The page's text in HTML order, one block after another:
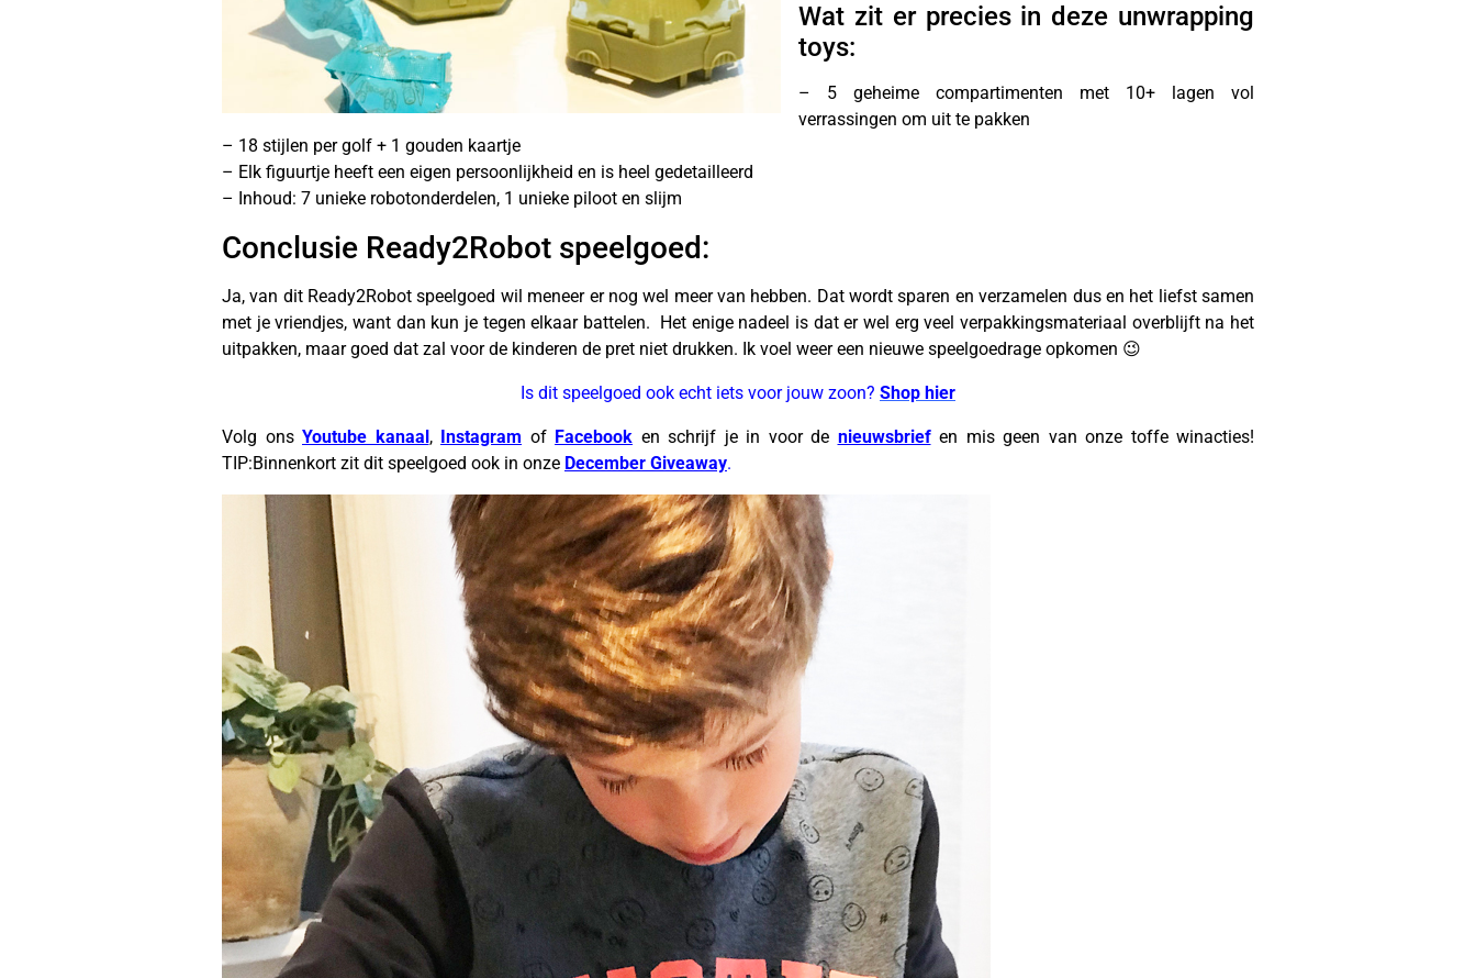
Wat zit er precies in deze unwrapping
toys:
– 5 geheime compartimenten met 10+ lagen vol
verrassingen om uit te pakken
– 18 stijlen per golf + 1 gouden kaartje
– Elk figuurtje heeft een eigen persoonlijkheid en is heel gedetailleerd
– Inhoud: 7 unieke robotonderdelen, 1 unieke piloot en slijm
Conclusie Ready2Robot speelgoed:
Ja, van dit Ready2Robot speelgoed wil meneer er nog wel meer van hebben. Dat wordt sparen en verzamelen dus en het liefst samen
met je vriendjes, want dan kun je tegen elkaar battelen. Het enige nadeel is dat er wel erg veel verpakkingsmateriaal overblijft na het
uitpakken, maar goed dat zal voor de kinderen de pret niet drukken. Ik voel weer een nieuwe speelgoedrage opkomen 😉
Is dit speelgoed ook echt iets voor jouw zoon? Shop hier
Volg ons Youtube kanaal, Instagram of Facebook en schrijf je in voor de nieuwsbriefen mis geen van onze toffe winacties!
TIP:Binnenkort zit dit speelgoed ook in onze December Giveaway.